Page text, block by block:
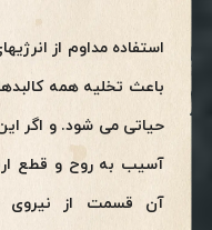
استفاده مداوم از
باعث تخلیه همه
حیاتی می شود. و اگر
آسیب به روح و قطع
آن قسمت از نیروی